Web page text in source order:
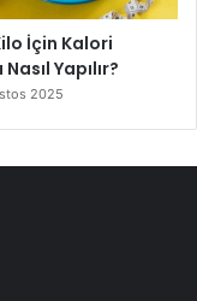
İçin Kalori
Yapılır?
2025